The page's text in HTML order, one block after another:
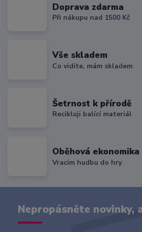
Doprava zdarma
Při nákupu nad 1500 Kč
Vše skladem
Co vidíte, mám skladem
Šetrnost k přírodě
Recikluji balící materiál
Oběhová ekonomika
Vracím hudbu do hry
Nepropásněte novinky,